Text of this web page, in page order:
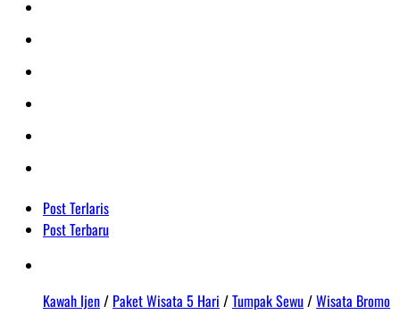
Post Terlaris
Post Terbaru
Kawah Ijen/ Paket Wisata 5 Hari /Tumpak Sewu/Wisata Bromo